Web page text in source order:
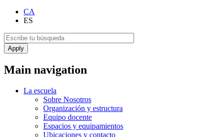
CA
ES
Main navigation
La escuela
Sobre Nosotros
Organización y estructura
Equipo docente
Espacios y equipamientos
Ubicaciones y contacto